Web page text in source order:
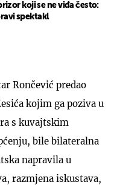
koji se ne viđa često:
spektakl
Rončević predao
kojim ga poziva u
s kuvajtskim
bile bilateralna
napravila u
razmjena iskustava,